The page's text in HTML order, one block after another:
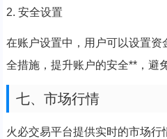
2. 安全设置
在账户设置中，用户可以设置
全措施，提升账户的安全**，避
七、市场行情
火必交易平台提供实时的市场